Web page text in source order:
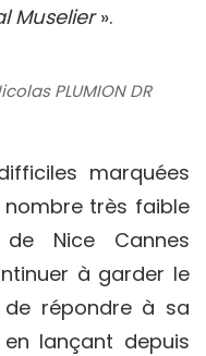
Muselier».
PLUMION DR
marquées
très faible
Nice Cannes
à garder le
de répondre à sa
lançant depuis